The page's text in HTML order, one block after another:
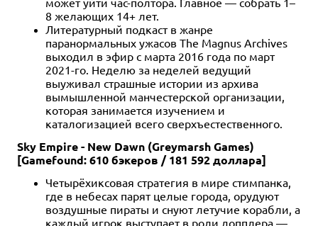
8 желающих 14+ лет.
Литературный подкаст в жанре
паранормальных ужасов The Magnus Archives
выходил в эфир с марта 2016 года по март
2021-го. Неделю за неделей ведущий
выуживал страшные истории из архива
вымышленной манчестерской организации,
которая занимается изучением и
каталогизацией всего сверхъестественного.
Sky Empire - New Dawn (Greymarsh Games)
[Gamefound: 610 бэкеров / 181 592 доллара]
Четырёхиксовая стратегия в мире стимпанка,
где в небесах парят целые города, орудуют
воздушные пираты и снуют летучие корабли, а
каждый игрок выступает в роли допплера —